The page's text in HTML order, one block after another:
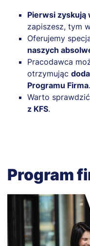
Pierwsi zyskują
zapiszesz, tym
Oferujemy
naszych
Pracodawca
otrzymując
Programu Firma.
Warto
z KFS.
Program